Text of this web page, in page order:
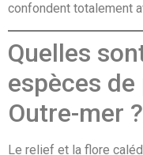
confondent totalement
Quelles
espèces
Outre-mer ?
Le relief et la flore